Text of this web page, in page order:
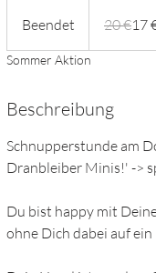
Beendet
e
e
d
t
20 €17
Sommer Aktion
Beschreibung
Schnupperstunde am
Dranbleiber Minis!' ->
Du bist happy mit
ohne Dich dabei auf